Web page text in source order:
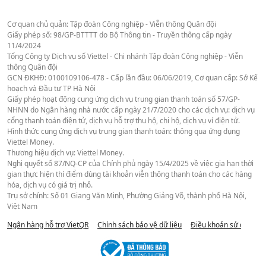
Cơ quan chủ quản: Tập đoàn Công nghiệp - Viễn thông Quân đội
Giấy phép số: 98/GP-BTTTT do Bộ Thông tin - Truyền thông cấp ngày
11/4/2024
Tổng Công ty Dịch vụ số Viettel - Chi nhánh Tập đoàn Công nghiệp - Viễn
thông Quân đội
GCN ĐKHĐ: 0100109106-478 - Cấp lần đầu: 06/06/2019, Cơ quan cấp: Sở Kế
hoạch và Đầu tư TP Hà Nội
Giấy phép hoạt động cung ứng dịch vụ trung gian thanh toán số 57/GP-
NHNN do Ngân hàng nhà nước cấp ngày 21/7/2020 cho các dịch vụ: dịch vụ
cổng thanh toán điện tử, dịch vụ hỗ trợ thu hộ, chi hộ, dịch vụ ví điện tử.
Hình thức cung ứng dịch vụ trung gian thanh toán: thông qua ứng dụng
Viettel Money.
Thương hiệu dịch vụ: Viettel Money.
Nghị quyết số 87/NQ-CP của Chính phủ ngày 15/4/2025 về việc gia hạn thời
gian thực hiện thí điểm dùng tài khoản viễn thông thanh toán cho các hàng
hóa, dịch vụ có giá trị nhỏ.
Trụ sở chính: Số 01 Giang Văn Minh, Phường Giảng Võ, thành phố Hà Nội,
Việt Nam
Ngân hàng hỗ trợ VietQR
Chính sách bảo vệ dữ liệu Điều khoản sử dụng